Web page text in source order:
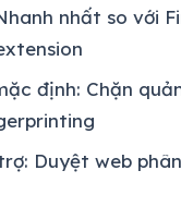
nhất so với
định: Chặn
Duyệt web